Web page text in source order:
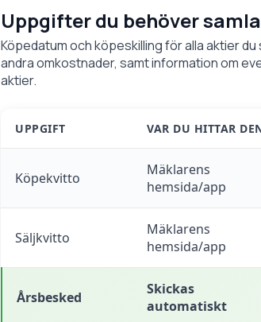
Uppgifter du behöver samla
Köpedatum och köpeskilling för alla aktier
andra omkostnader, samt information om
aktier.
UPPGIFT VAR DU HITTAR
Köpekvitto
Mäklarens
hemsida/app
Säljkvitto
Mäklarens
hemsida/app
Årsbesked
Skickas
automatiskt